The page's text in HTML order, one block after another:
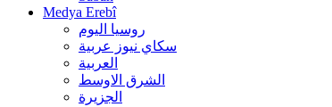
Medya Erebî
روسیا الیوم
سكاي نيوز عربية
العربية
الشرق الاوسط
الجزيرة